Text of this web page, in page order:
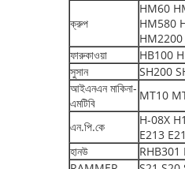
ক্রুপ
HM60
HM580
ফারুকাওয়া
HB100
সুসান
SH200
আইএনএন মাকিনা-
এমটিবি
MT10
এন.পি.কে
H-08X
E213
হানউ
RHB301